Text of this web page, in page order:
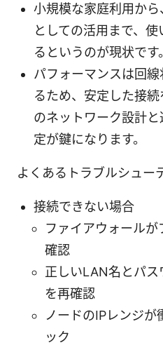
小規模な家庭利用か
としての活用まで、
るというのが現状です。
パフォーマンスは回
るため、安定した接
のネットワーク設計
定が鍵になります。
よくあるトラブルシュー
接続できない場合
ファイアウォールが
確認
正しいLAN名とパ
を再確認
ノードのIPレンジが
ック